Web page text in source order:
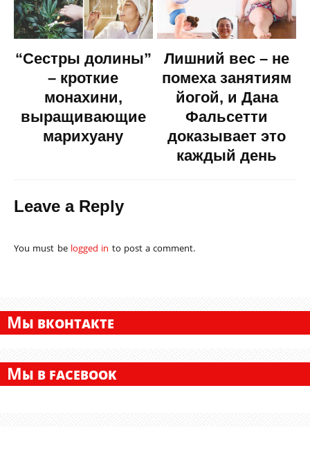
“Сестры долины”
– кроткие
монахини,
выращивающие
марихуану
Лишний вес – не
помеха занятиям
йогой, и Дана
Фальсетти
доказывает это
каждый день
Leave a Reply
You must be logged in to post a comment.
МЫ ВКОНТАКТЕ
МЫ В FACEBOOK